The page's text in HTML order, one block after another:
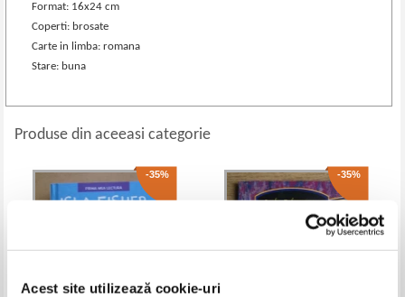
Acest site utilizează cookie-uri
Format: 16x24 cm
Coperti: brosate
Carte in limba: romana
Stare: buna
Produse din aceeasi categorie
-35% -35%